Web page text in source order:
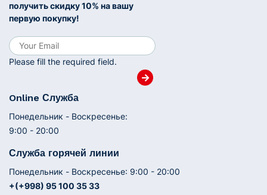
получить скидку 10% на вашу
первую покупку!
Please fill the required field.
Online Служба
Понедельник - Воскресенье:
9:00 - 20:00
Служба горячей линии
Понедельник - Воскресенье: 9:00 - 20:00
+(+998) 95 100 35 33